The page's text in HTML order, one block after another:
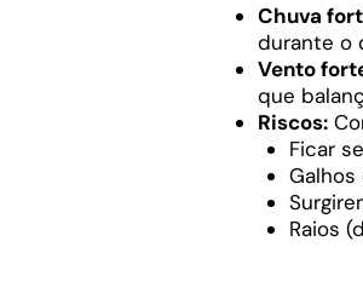
Chuva
durante o
Vento
que
Riscos:
Ficar
Galhos
Raios